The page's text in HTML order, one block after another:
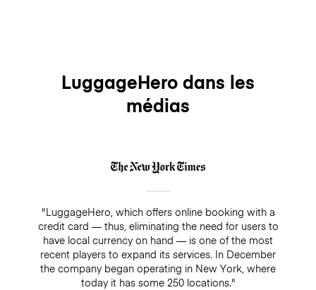
LuggageHero dans les
médias
"LuggageHero, which offers online booking with a
credit card — thus, eliminating the need for users to
have local currency on hand — is one of the most
recent players to expand its services. In December
the company began operating in New York, where
today it has some 250 locations."